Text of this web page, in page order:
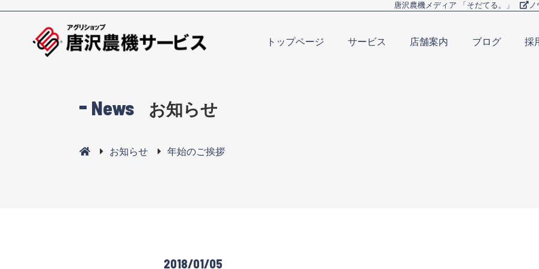
唐沢農機メディア 「そだてる。」
トップページ サービス 店舗案内 ブログ 採
News お知らせ
お知らせ 年始のご挨拶
2018/01/05